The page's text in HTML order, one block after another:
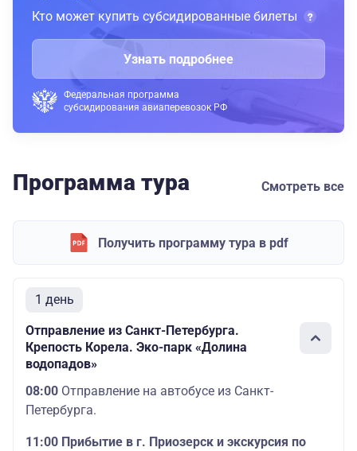
Кто может купить субсидированные билеты
Узнать подробнее
Федеральная программа
субсидирования авиаперевозок РФ
Программа тура Смотреть все
Получить программу тура в pdf
1 день
Отправление из Санкт-Петербурга.
Крепость Корела. Эко-парк «Долина
водопадов»
08:00 Отправление на автобусе из Санкт-
Петербурга.
11:00 Прибытие в г. Приозерск и экскурсия по